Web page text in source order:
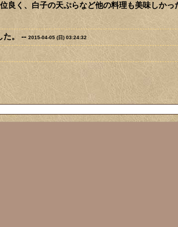
良く、白子の天ぷらなど他の料理も美味しか
た。 -- 2015-04-05 (日) 03:24:32